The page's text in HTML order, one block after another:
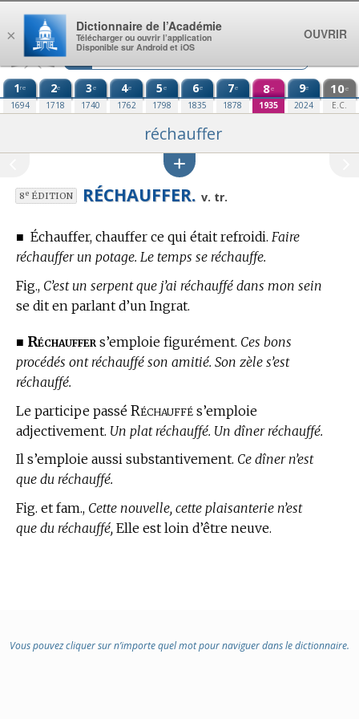
Aller au contenu
1re
1694
2e
1718
3e
1740
4e
1762
5e
1798
6e
1835
7e
1878
8e
1935
9e
2024
10e
E.C.
réchauffer
8eÉDITION RÉCHAUFFER. v. tr.
■ Échauffer, chauffer ce qui était refroidi. Faire
réchauffer un potage. Le temps se réchauffe.
Fig., C’est un serpent que j’ai réchauffé dans mon sein
se dit en parlant d’un Ingrat.
■ Réchauffer s’emploie figurément. Ces bons
procédés ont réchauffé son amitié. Son zèle s’est
réchauffé.
Le participe passé Réchauffé s’emploie
adjectivement. Un plat réchauffé. Un dîner réchauffé.
Il s’emploie aussi substantivement. Ce dîner n’est
que du réchauffé.
Fig. et fam., Cette nouvelle, cette plaisanterie n’est
que du réchauffé, Elle est loin d’être neuve.
Vous pouvez cliquer sur n’importe quel mot pour naviguer dans le dictionnaire.
×
Dictionnaire de l’Académie
Télécharger ou ouvrir l’application
Disponible sur Android et iOS
OUVRIR